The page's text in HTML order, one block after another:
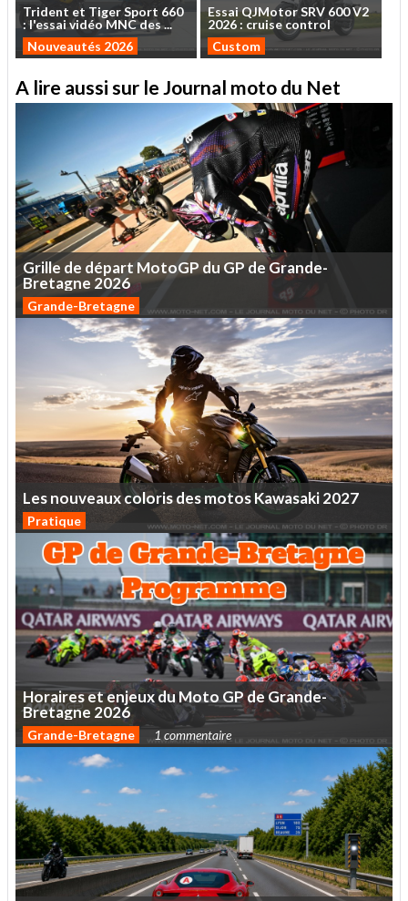
Trident et TigerSport 660
: l'essaividéo MNCdes...
Nouveautés 2026
EssaiQJMotorSRV 600V2
2026 : cruise control
Custom
A lire aussi sur le Journal moto du Net
Grille de départ MotoGP duGPdeGrande-
Bretagne 2026
Grande-Bretagne
LesnouveauxcolorisdesmotosKawasaki2027
Pratique
HorairesetenjeuxduMotoGPdeGrande-
Bretagne 2026
Grande-Bretagne 1 commentaire